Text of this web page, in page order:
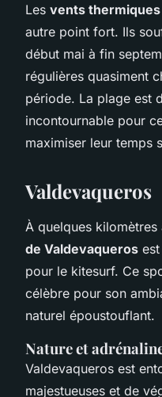
Les vents thermiques
autre point fort. Ils
début mai à fin
régulières quasiment
période. La plage est
incontournable pour
maximiser leur temps
Valdevaqueros
À quelques
de Valdevaqueros
pour le kitesurf. Ce
célèbre pour son
naturel époustouflant.
Nature et
Valdevaqueros est
majestueuses et de